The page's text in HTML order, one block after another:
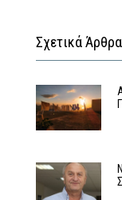
Σχετικά Άρθρα